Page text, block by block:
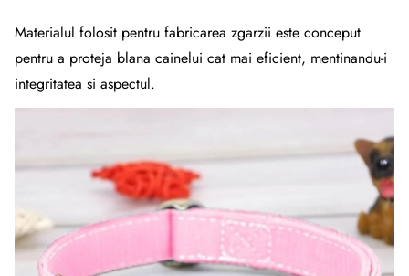
Materialul folosit pentru fabricarea zgarzii este conceput
pentru a proteja blana cainelui cat mai eficient, mentinandu-i
integritatea si aspectul.